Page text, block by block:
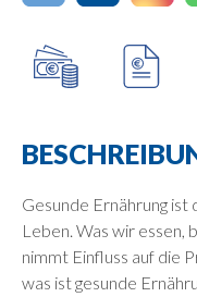
Gesunde Ernährung ist
Leben. Was wir essen,
nimmt Einfluss auf die
was ist gesunde